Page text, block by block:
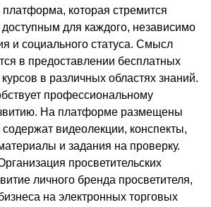
платформа, которая стремится
доступным для каждого, независимо
и социального статуса. Смысл
в предоставлении бесплатных
в различных областях знаний.
профессиональному
На платформе размещены
содержат видеолекции, конспекты,
и задания на проверку.
просветительских
личного бренда просветителя,
на электронных торговых